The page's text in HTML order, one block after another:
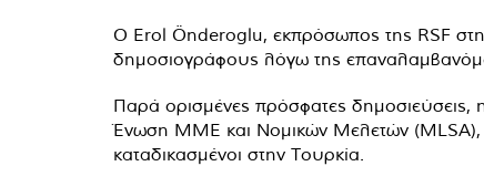
Ο Erol Önderoglu, εκπρόσωπος της RSF
δημοσιογράφους λόγω της
Παρά ορισμένες πρόσφατες δημοσιεύσεις,
Ένωση ΜΜΕ και Νομικών Μελετών (MLSA),
καταδικασμένοι στην Τουρκία.